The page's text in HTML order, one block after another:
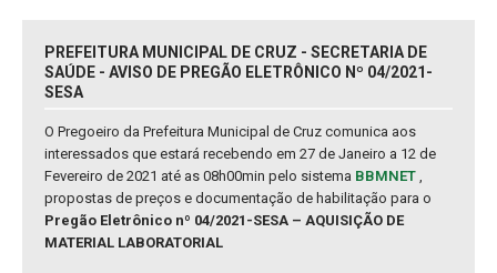
PREFEITURA MUNICIPAL DE CRUZ - SECRETARIA DE
SAÚDE - AVISO DE PREGÃO ELETRÔNICO Nº 04/2021-
SESA
O Pregoeiro da Prefeitura Municipal de Cruz comunica aos
interessados que estará recebendo em 27 de Janeiro a 12 de
Fevereiro de 2021 até as 08h00min pelo sistema BBMNET ,
propostas de preços e documentação de habilitação para o
Pregão Eletrônico nº 04/2021-SESA – AQUISIÇÃO DE
MATERIAL LABORATORIAL